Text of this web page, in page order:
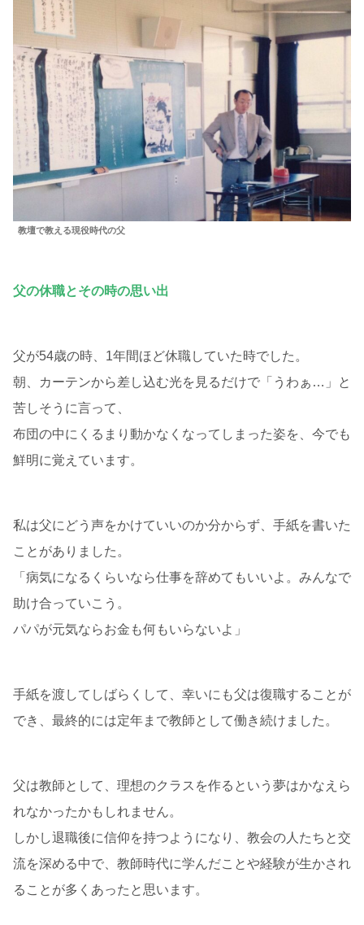
教壇で教える現役時代の父
父の休職とその時の思い出
父が54歳の時、1年間ほど休職していた時でした。
朝、カーテンから差し込む光を見るだけで「うわぁ…」と
苦しそうに言って、
布団の中にくるまり動かなくなってしまった姿を、今でも
鮮明に覚えています。
私は父にどう声をかけていいのか分からず、手紙を書いた
ことがありました。
「病気になるくらいなら仕事を辞めてもいいよ。みんなで
助け合っていこう。
パパが元気ならお金も何もいらないよ」
手紙を渡してしばらくして、幸いにも父は復職することが
でき、最終的には定年まで教師として働き続けました。
父は教師として、理想のクラスを作るという夢はかなえら
れなかったかもしれません。
しかし退職後に信仰を持つようになり、教会の人たちと交
流を深める中で、教師時代に学んだことや経験が生かされ
ることが多くあったと思います。